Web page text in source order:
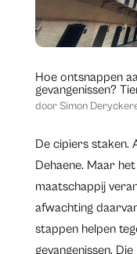
Hoe ontsnappen
gevangenissen?
door Simon
De cipiers staken.
Dehaene. Maar
maatschappij
afwachting
stappen helpen
gevangenissen.